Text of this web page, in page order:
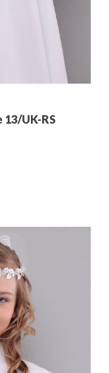
UK-RS